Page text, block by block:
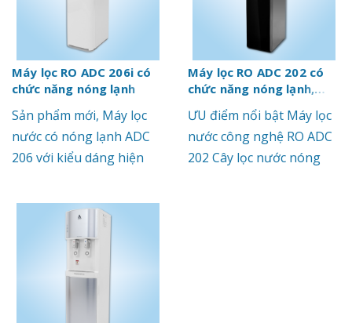
Máy lọc RO ADC 206i có
chức năng nóng lạnh
Sản phẩm mới, Máy lọc
nước có nóng lạnh ADC
206 với kiểu dáng hiện
không những làm đẹp
thêm cho không gian
sống nhà bạn mà còn
cung cấp nguồn nước
Máy lọc RO ADC 202 có
chức năng nóng lạnh,
Made in Korea
ƯU điểm nổi bật Máy lọc
nước công nghệ RO ADC
202 Cây lọc nước nóng